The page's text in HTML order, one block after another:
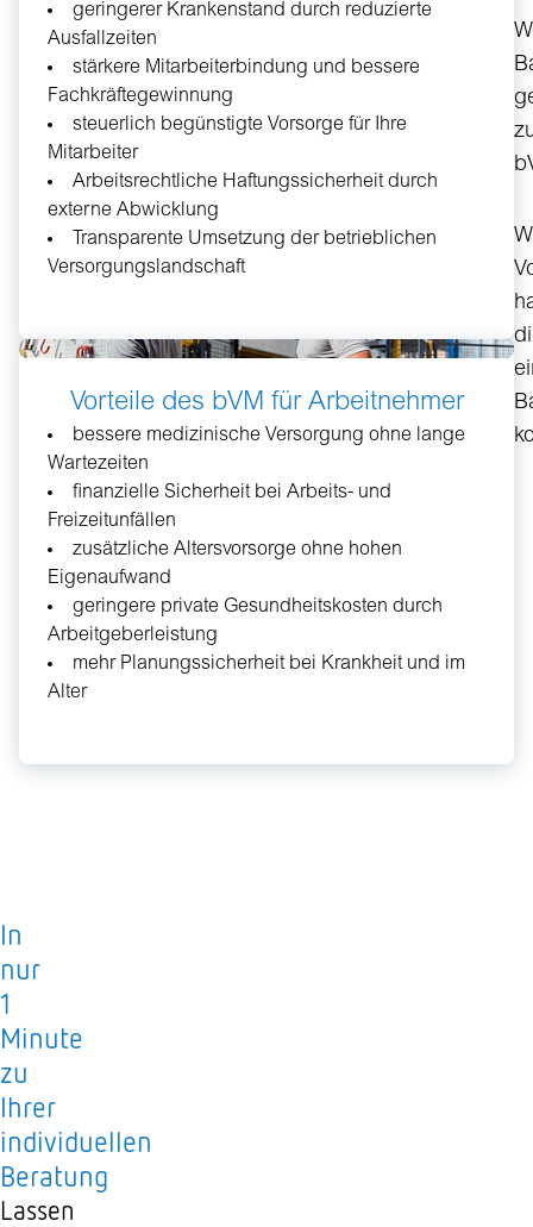
um
Fachkräfte
geringere
Ausfallzeiten
durch
bessere
Gesundheitsvorsorge
moderner
Arbeitgeberauftritt
Benefits
geringerer Krankenstand durch reduzierte
Ausfallzeiten
stärkere Mitarbeiterbindung und bessere
Fachkräftegewinnung
steuerlich begünstigte Vorsorge für Ihre
Mitarbeiter
Arbeitsrechtliche Haftungssicherheit durch
externe Abwicklung
Transparente Umsetzung der betrieblichen
Versorgungslandschaft
Vorteile des bVM für Arbeitnehmer
bessere medizinische Versorgung ohne lange
Wartezeiten
finanzielle Sicherheit bei Arbeits- und
Freizeitunfällen
zusätzliche Altersvorsorge ohne hohen
Eigenaufwand
geringere private Gesundheitskosten durch
Arbeitgeberleistung
mehr Planungssicherheit bei Krankheit und im
Alter
In
nur
1
Minute
zu
Ihrer
individuellen
Beratung
Lassen